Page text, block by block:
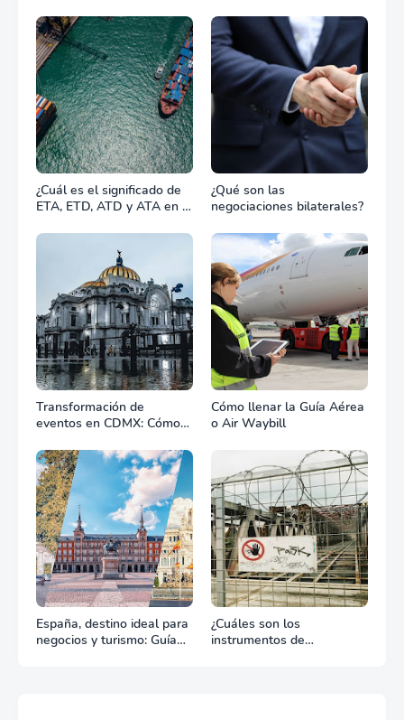
combate?
¿Cuál es el significado de
ETA, ETD, ATD y ATA en el
¿Qué son las
negociaciones bilaterales?
Transformación de
eventos en CDMX: Cómo
equipos define el éxito de
tu celebración
Cómo llenar la Guía Aérea
o Air Waybill
España, destino ideal para
negocios y turismo: Guía
¿Cuáles son los
instrumentos de